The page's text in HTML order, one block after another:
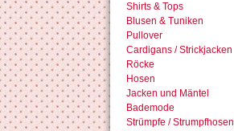
Shirts & Tops
Blusen & Tuniken
Pullover
Cardigans / Strickjacken
Röcke
Hosen
Jacken und Mäntel
Bademode
Strümpfe / Strumpfhosen